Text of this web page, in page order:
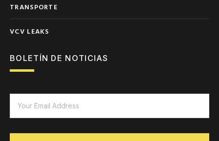
TRANSPORTE
VCV LEAKS
BOLETÍN DE NOTICIAS